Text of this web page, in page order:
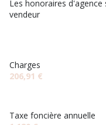
Les honoraires
vendeur
Charges
206,91 €
Taxe foncière annuelle